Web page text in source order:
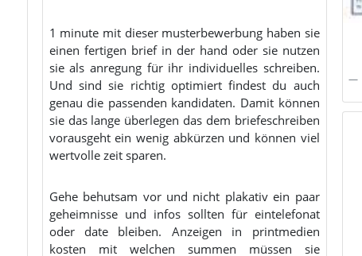
1 minute mit dieser musterbewerbung haben sie
einen fertigen brief in der hand oder sie nutzen
sie als anregung für ihr individuelles schreiben.
Und sind sie richtig optimiert findest du auch
genau die passenden kandidaten. Damit können
sie das lange überlegen das dem briefeschreiben
vorausgeht ein wenig abkürzen und können viel
wertvolle zeit sparen.
Gehe behutsam vor und nicht plakativ ein paar
geheimnisse und infos sollten für eintelefonat
oder date bleiben. Anzeigen in printmedien
kosten mit welchen summen müssen sie